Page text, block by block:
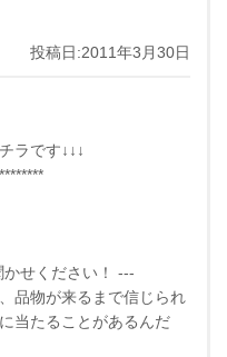
投稿日:2011年3月30日
ラです↓↓↓
せください！ ---
品物が来るまで信じられ
当たることがあるんだ